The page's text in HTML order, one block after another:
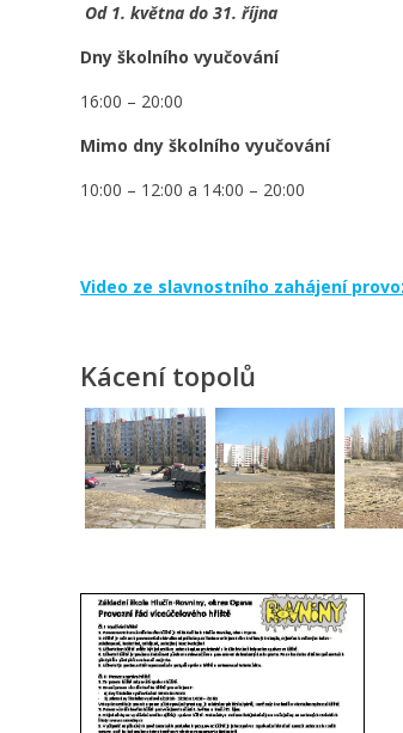
Od 1. května do 31. října
Dny školního vyučování
16:00 – 20:00
Mimo dny školního vyučování
10:00 – 12:00 a 14:00 – 20:00
Video ze slavnostního zahájení
Kácení topolů